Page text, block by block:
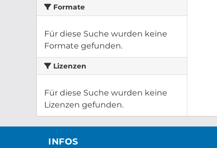
Formate
Für diese Suche wurden keine
Formate gefunden.
Lizenzen
Für diese Suche wurden keine
Lizenzen gefunden.
INFOS